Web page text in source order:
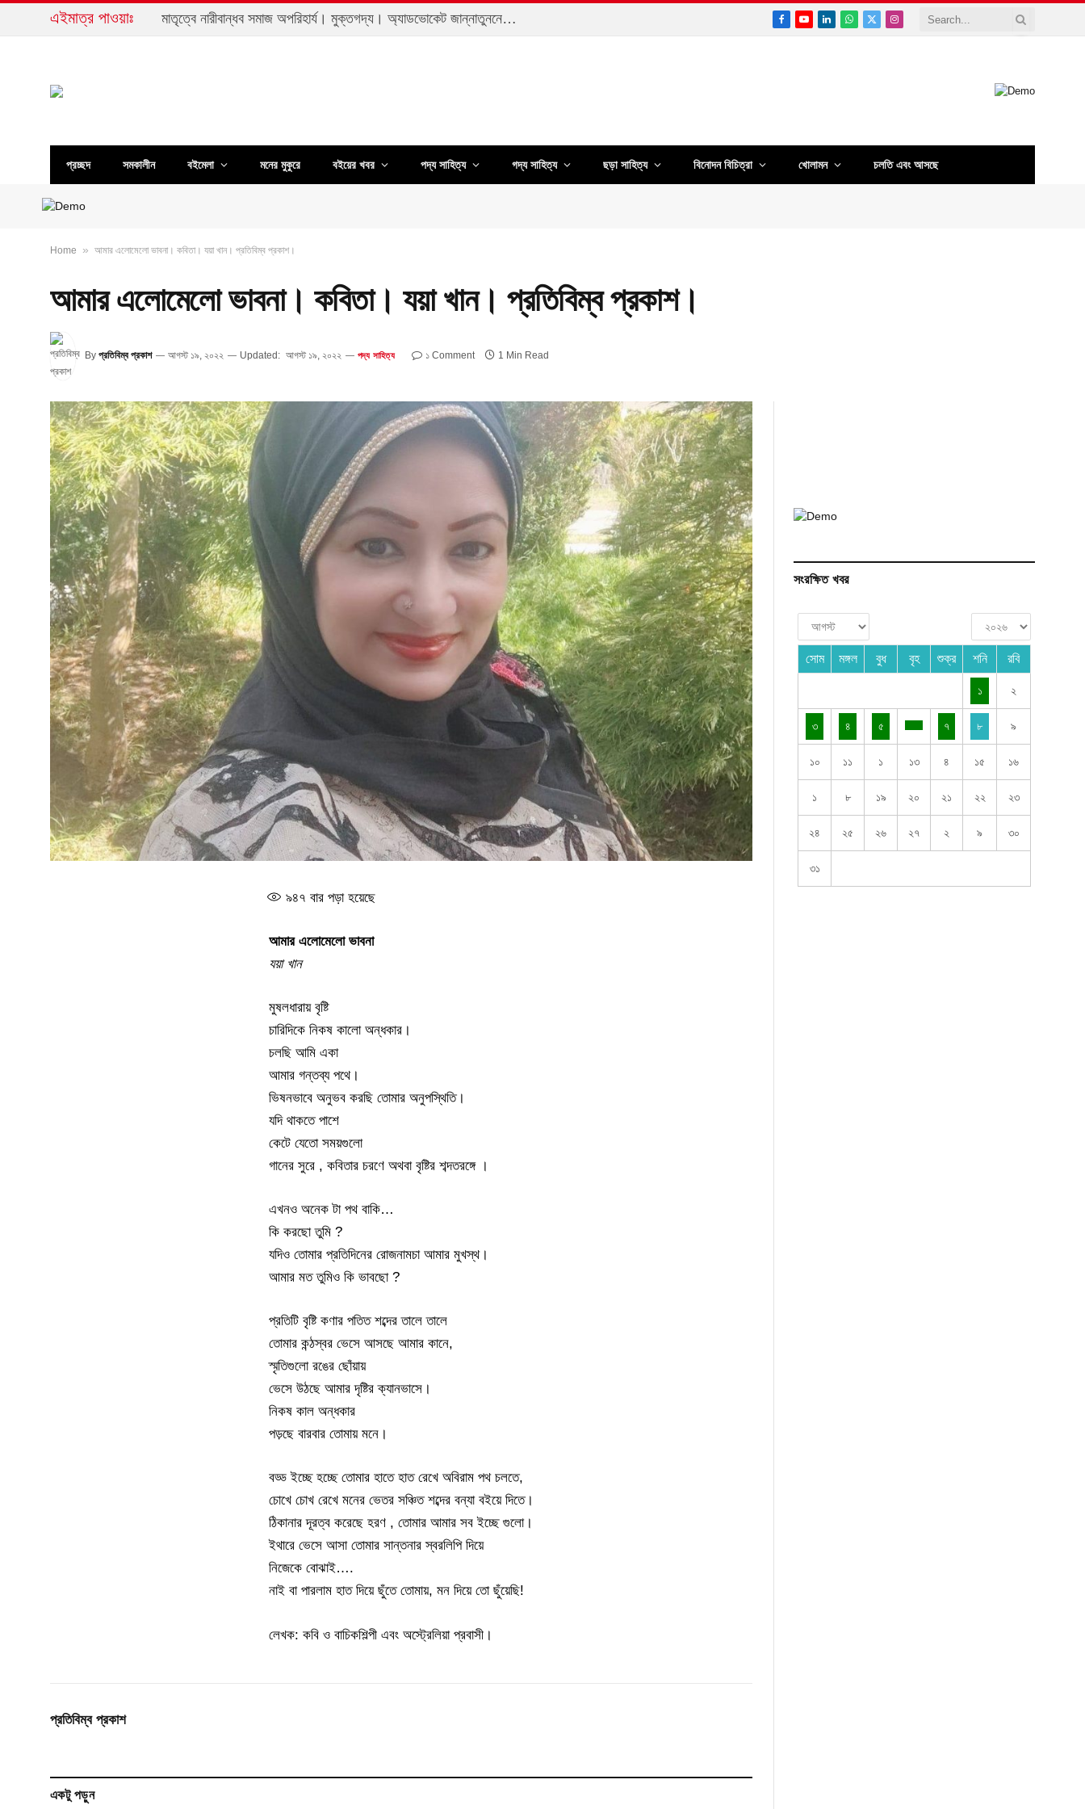
এইমাত্র পাওয়াঃ মাতৃত্বে নারীবান্ধব সমাজ অপরিহার্য। মুক্তগদ্য। অ্যাডভোকেট জান্নাতুননেছা তমা Facebook
YouTubeLinkedInWhatsApp
X
Instagram
প্রচ্ছদ সমকালীন বইমেলা মনের মুকুরে বইয়ের খবর পদ্য সাহিত্য গদ্য সাহিত্য ছড়া সাহিত্য বিনোদন বিচিত্রা খোলামন চলতি এবং আসছে
Home » আমার এলোমেলো ভাবনা। কবিতা। যয়া খান। প্রতিবিম্ব প্রকাশ।
আমার এলোমেলো ভাবনা। কবিতা। যয়া খান। প্রতিবিম্ব প্রকাশ।
By প্রতিবিম্ব প্রকাশ আগস্ট ১৯, ২০২২ Updated: আগস্ট ১৯, ২০২২ পদ্য সাহিত্য ১ Comment 1 Min Read
৯৪৭ বার পড়া হয়েছে
আমার এলোমেলো ভাবনা
যয়া খান
মুষলধারায় বৃষ্টি
চারিদিকে নিকষ কালো অন্ধকার।
চলছি আমি একা
আমার গন্তব্য পথে।
ভিষনভাবে অনুভব করছি তোমার অনুপস্থিতি।
যদি থাকতে পাশে
কেটে যেতো সময়গুলো
গানের সুরে , কবিতার চরণে অথবা বৃষ্টির শব্দতরঙ্গে ।
এখনও অনেক টা পথ বাকি…
কি করছো তুমি ?
যদিও তোমার প্রতিদিনের রোজনামচা আমার মুখস্থ।
আমার মত তুমিও কি ভাবছো ?
প্রতিটি বৃষ্টি কণার পতিত শব্দের তালে তালে
তোমার কন্ঠস্বর ভেসে আসছে আমার কানে,
স্মৃতিগুলো রঙের ছোঁয়ায়
ভেসে উঠছে আমার দৃষ্টির ক্যানভাসে।
নিকষ কাল অন্ধকার
পড়ছে বারবার তোমায় মনে।
বড্ড ইচ্ছে হচ্ছে তোমার হাতে হাত রেখে অবিরাম পথ চলতে,
চোখে চোখ রেখে মনের ভেতর সঞ্চিত শব্দের বন্যা বইয়ে দিতে।
ঠিকানার দূরত্ব করেছে হরণ , তোমার আমার সব ইচ্ছে গুলো।
ইথারে ভেসে আসা তোমার সান্তনার স্বরলিপি দিয়ে
নিজেকে বোঝাই….
নাই বা পারলাম হাত দিয়ে ছুঁতে তোমায়, মন দিয়ে তো ছুঁয়েছি!
লেখক: কবি ও বাচিকশিল্পী এবং অস্ট্রেলিয়া প্রবাসী।
প্রতিবিম্ব প্রকাশ
একটু পড়ুন
সংরক্ষিত খবর
সোম মঙ্গল বুধ বৃহ শুক্র শনি রবি
১ ২
৩ ৪ ৫ ৭ ৮ ৯
১০ ১১ ১ ১৩ ৪ ১৫ ১৬
১ ৮ ১৯ ২০ ২১ ২২ ২৩
২৪ ২৫ ২৬ ২৭ ২ ৯ ৩০
৩১